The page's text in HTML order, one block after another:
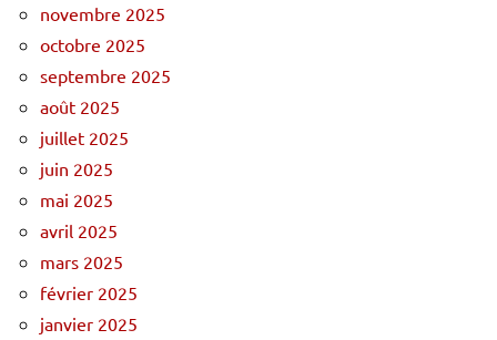
novembre 2025
octobre 2025
septembre 2025
août 2025
juillet 2025
juin 2025
mai 2025
avril 2025
mars 2025
février 2025
janvier 2025